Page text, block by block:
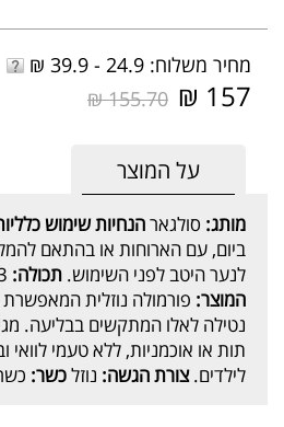
מחיר משלוח: 24.9 - 39.9 ₪
157 ₪
155.70 ₪
על המוצר
מותג: סולגארהנחיות שימוש
ביום, עם הארוחות או בהתאם
לנער היטב לפני השימוש. תכולה:
המוצר: פורמולה נוזלית
נטילה לאלו המתקשים בבליעה.
תות או אוכמניות, ללא טעמי לוואי
לילדים.צורת הגשה: נוזלכשר: